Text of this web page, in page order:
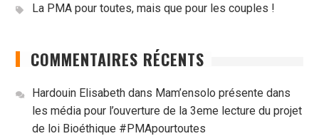
La PMA pour toutes, mais que pour les couples !
COMMENTAIRES RÉCENTS
Hardouin Elisabethdans Mam’ensolo présente dans
les média pour l’ouverture de la 3eme lecture du projet
de loi Bioéthique #PMApourtoutes